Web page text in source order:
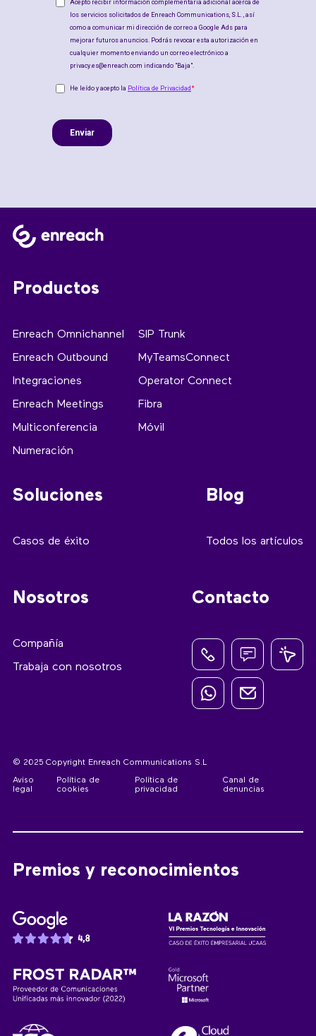
Productos
Enreach Omnichannel
Enreach Outbound
Integraciones
Enreach Meetings
Multiconferencia
Numeración
SIP Trunk
MyTeamsConnect
Operator Connect
Fibra
Móvil
Soluciones
Casos de éxito
Blog
Todos los artículos
Nosotros
Compañía
Trabaja con nosotros
Contacto
© 2025 Copyright Enreach Communications S.L
Aviso
legal
Política de
cookies
Política de
privacidad
Canal de
denuncias
Premios y reconocimientos